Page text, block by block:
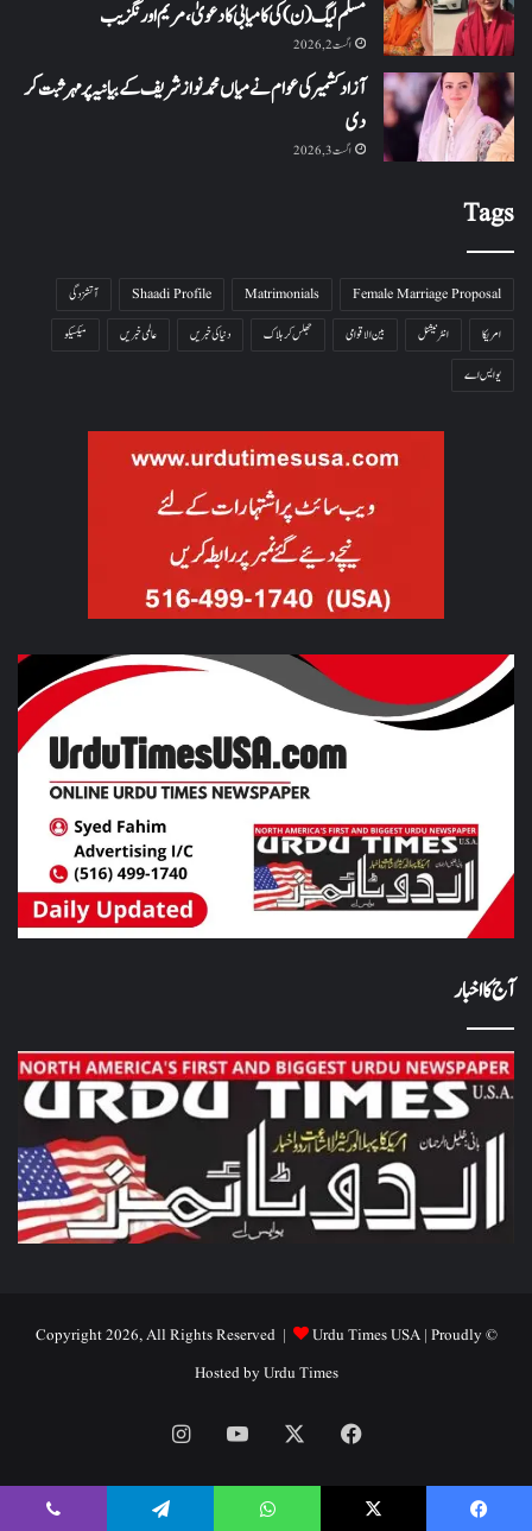
مسلم لیگ (ن) کی کامیابی کا دعویٰ، مریم اورنگزیب
اگست 2, 2026
آزاد کشمیر کی عوام نے میاں محمد نواز شریف کے بیانیہ پر مہر ثبت کر
دی
اگست 3, 2026
Tags
Female Marriage Proposal
Matrimonials
Shaadi Profile
آتشزدگی
امریکا
انٹرنیشنل بین الاقوامی جھلس کر ہلاک دنیا کی خبریں عالمی خبریں
میکسیکو
یو ایس اے
آج کا اخبار
© Copyright 2026, All Rights Reserved |
Urdu Times USA| Proudly
Hosted byUrdu Times
Facebook
YouTube